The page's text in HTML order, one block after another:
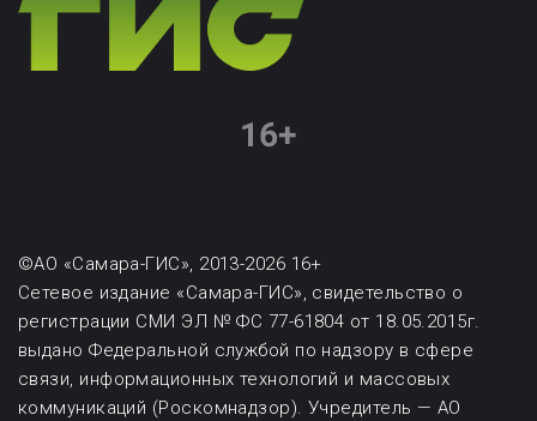
©АО «Самара-ГИС», 2013-2026 16+
Сетевое издание «Самара-ГИС», свидетельство о
регистрации СМИ ЭЛ № ФС 77-61804 от 18.05.2015г.
выдано Федеральной службой по надзору в сфере
связи, информационных технологий и массовых
коммуникаций (Роскомнадзор). Учредитель — АО